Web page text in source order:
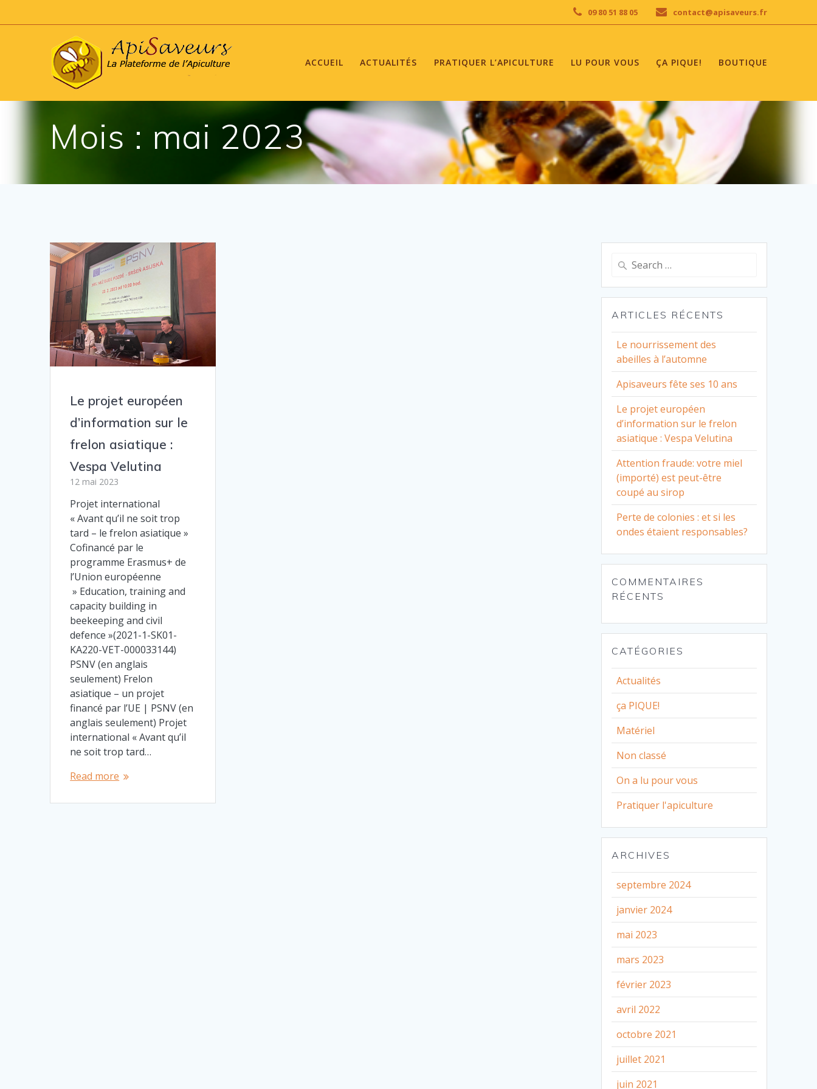
to
09 80 51 88 05 contact@apisaveurs.fr
ACCUEIL ACTUALITÉS PRATIQUER L’APICULTURE LU POUR VOUS ÇA PIQUE! BOUTIQUE
Mois : mai 2023
Le projet européen
d’information sur le
frelon asiatique :
Vespa Velutina
12 mai 2023
Projet international
« Avant qu’il ne soit trop
tard – le frelon asiatique »
Cofinancé par le
programme Erasmus+ de
l’Union européenne
» Education, training and
capacity building in
beekeeping and civil
defence »(2021-1-SK01-
KA220-VET-000033144)
PSNV (en anglais
seulement) Frelon
asiatique – un projet
financé par l’UE | PSNV (en
anglais seulement) Projet
international « Avant qu’il
ne soit trop tard…
Read more
Search
ARTICLES RÉCENTS
Le nourrissement des
abeilles à l’automne
Apisaveurs fête ses 10 ans
Le projet européen
d’information sur le frelon
asiatique : Vespa Velutina
Attention fraude: votre miel
(importé) est peut-être
coupé au sirop
Perte de colonies : et si les
ondes étaient responsables?
COMMENTAIRES
RÉCENTS
CATÉGORIES
Actualités
ça PIQUE!
Matériel
Non classé
On a lu pour vous
Pratiquer l'apiculture
ARCHIVES
septembre 2024
janvier 2024
mai 2023
mars 2023
février 2023
avril 2022
octobre 2021
juillet 2021
juin 2021